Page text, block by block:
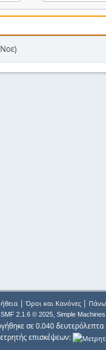
| Όροι και Κανόνες|
SMF 2.1.6 © 2025, Simple Machines
σε 0.040
επισκέψεων: